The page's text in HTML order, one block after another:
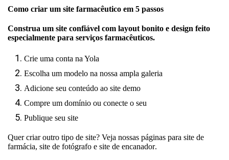
Como criar um site farmacêutico em 5 passos
Construa um site confiável com layout bonito e design feito
especialmente para serviços farmacêuticos.
Crie uma conta na Yola
Escolha um modelo na nossa ampla galeria
Adicione seu conteúdo ao site demo
Compre um domínio ou conecte o seu
Publique seu site
Quer criar outro tipo de site? Veja nossas páginas para site de
farmácia, site de fotógrafo e site de encanador.